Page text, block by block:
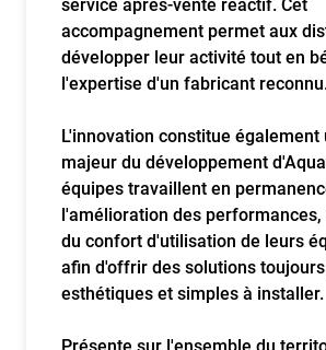
service après-vente réactif. Cet
accompagnement permet aux
développer leur activité tout en
l'expertise d'un fabricant
L'innovation constitue également
majeur du développement
équipes travaillent en
l'amélioration des performances,
du confort d'utilisation de leurs
afin d'offrir des solutions
esthétiques et simples à installer.